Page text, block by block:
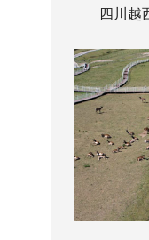
四川越